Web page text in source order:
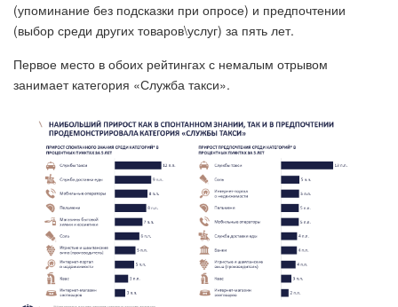
(упоминание без подсказки при опросе) и предпочтении
(выбор среди других товаров\услуг) за пять лет.
Первое место в обоих рейтингах с немалым отрывом
занимает категория «Служба такси».